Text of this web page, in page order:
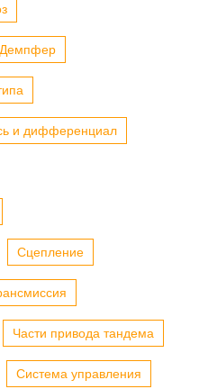
Демпфер
и дифференциал
Сцепление
Части привода тандема
Система управления